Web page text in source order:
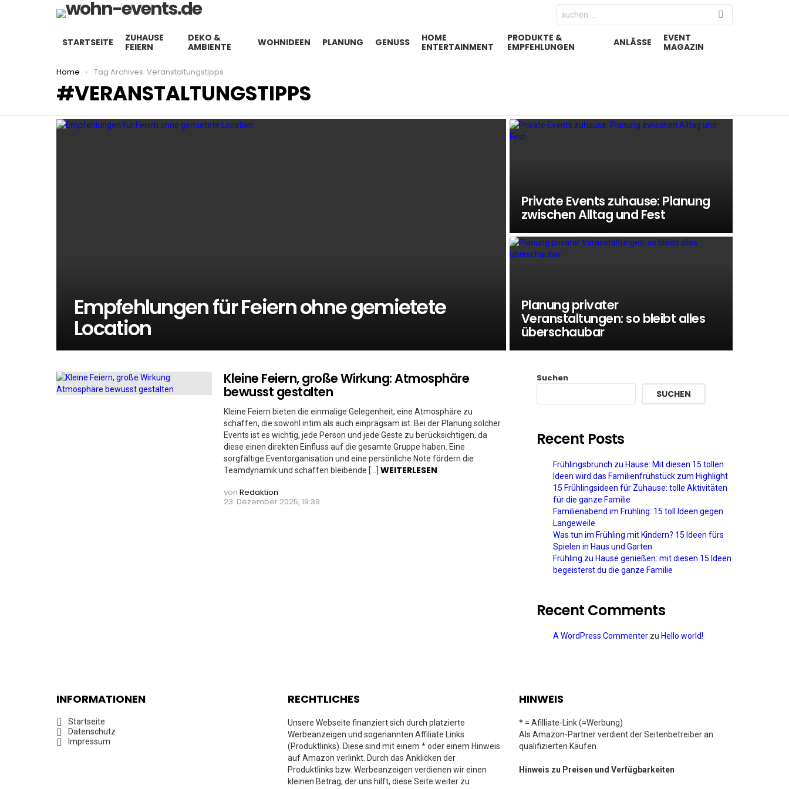
Search
for:
STARTSEITE
ZUHAUSE
FEIERN
DEKO &
AMBIENTE
WOHNIDEEN PLANUNG GENUSS
HOME
ENTERTAINMENT
PRODUKTE &
EMPFEHLUNGEN
ANLÄSSE
EVENT
MAGAZIN
You are here:
Home Tag Archives: Veranstaltungstipps
VERANSTALTUNGSTIPPS
LATEST
STORIES
Empfehlungen für Feiern ohne gemietete
Location
Private Events zuhause: Planung
zwischen Alltag und Fest
Planung privater
Veranstaltungen: so bleibt alles
überschaubar
MORE
STORIES
Kleine Feiern, große Wirkung: Atmosphäre
bewusst gestalten
Kleine Feiern bieten die einmalige Gelegenheit, eine Atmosphäre zu
schaffen, die sowohl intim als auch einprägsam ist. Bei der Planung solcher
Events ist es wichtig, jede Person und jede Geste zu berücksichtigen, da
diese einen direkten Einfluss auf die gesamte Gruppe haben. Eine
sorgfältige Eventorganisation und eine persönliche Note fördern die
Teamdynamik und schaffen bleibende […] WEITERLESEN
von Redaktion
23. Dezember 2025, 19:39
Suchen
SUCHEN
Recent Posts
Frühlingsbrunch zu Hause: Mit diesen 15 tollen
Ideen wird das Familienfrühstück zum Highlight
15 Frühlingsideen für Zuhause: tolle Aktivitäten
für die ganze Familie
Familienabend im Frühling: 15 toll Ideen gegen
Langeweile
Was tun im Frühling mit Kindern? 15 Ideen fürs
Spielen in Haus und Garten
Frühling zu Hause genießen: mit diesen 15 Ideen
begeisterst du die ganze Familie
Recent Comments
A WordPress Commenter zu Hello world!
INFORMATIONEN
Startseite
Datenschutz
Impressum
RECHTLICHES
Unsere Webseite finanziert sich durch platzierte
Werbeanzeigen und sogenannten Affiliate Links
(Produktlinks). Diese sind mit einem * oder einem Hinweis
auf Amazon verlinkt. Durch das Anklicken der
Produktlinks bzw. Werbeanzeigen verdienen wir einen
kleinen Betrag, der uns hilft, diese Seite weiter zu
HINWEIS
* = Afilliate-Link (=Werbung)
Als Amazon-Partner verdient der Seitenbetreiber an
qualifizierten Käufen.
Hinweis zu Preisen und Verfügbarkeiten